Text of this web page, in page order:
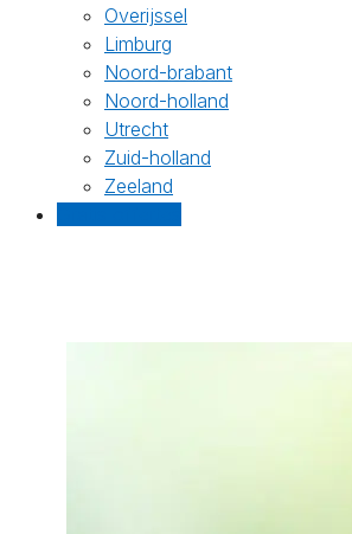
Overijssel
Limburg
Noord-brabant
Noord-holland
Utrecht
Zuid-holland
Zeeland